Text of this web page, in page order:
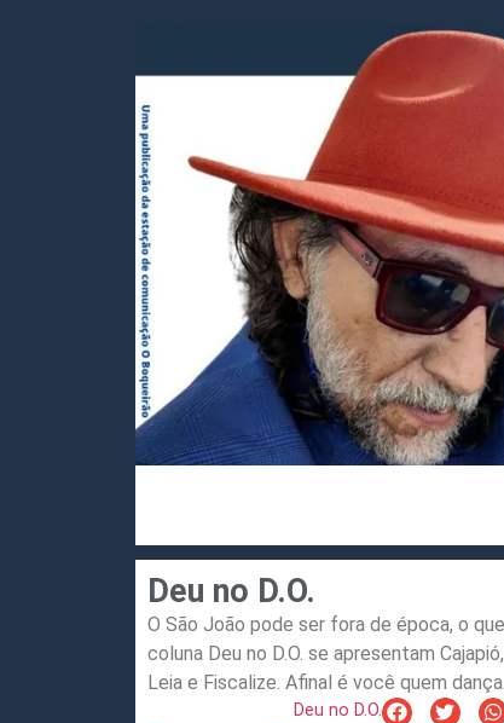
Deu no D.O.
O São João pode ser fora de época, o
coluna Deu no D.O. se apresentam
Leia e Fiscalize. Afinal é você quem
Deu no D.O.